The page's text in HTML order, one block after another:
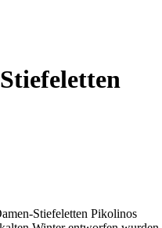
Stiefeletten Pikolinos